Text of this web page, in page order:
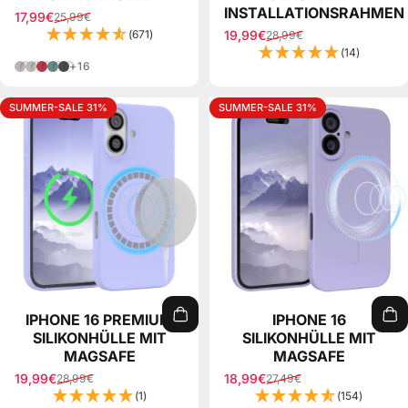
Verkaufspreis
17,99€
Normaler Preis
25,99€
(671)
Rosabraun
Hellgrau
Beere
Piniengrün
Grau
+16
INSTALLATIONSRAHMEN
Verkaufspreis
19,99€
Normaler Preis
28,99€
(14)
SUMMER-SALE 31%
IPHONE 16 PREMIUM
SILIKONHÜLLE MIT
MAGSAFE
Verkaufspreis
19,99€
Normaler Preis
28,99€
(1)
SUMMER-SALE 31%
IPHONE 16
SILIKONHÜLLE MIT
MAGSAFE
Verkaufspreis
18,99€
Normaler Preis
27,49€
(154)